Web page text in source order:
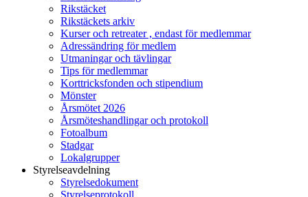
Rikstäcket
Rikstäckets arkiv
Kurser och retreater , endast för medlemmar
Adressändring för medlem
Utmaningar och tävlingar
Tips för medlemmar
Korttricksfonden och stipendium
Mönster
Årsmötet 2026
Årsmöteshandlingar och protokoll
Fotoalbum
Stadgar
Lokalgrupper
Styrelseavdelning
Styrelsedokument
Styrelseprotokoll